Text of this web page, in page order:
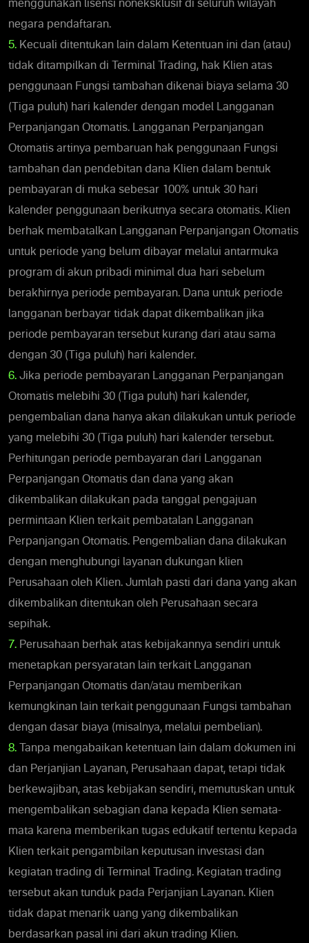
menggunakan lisensi noneksklusif di seluruh wilayah
negara pendaftaran.
5. Kecuali ditentukan lain dalam Ketentuan ini dan (atau)
tidak ditampilkan di Terminal Trading, hak Klien atas
penggunaan Fungsi tambahan dikenai biaya selama 30
(Tiga puluh) hari kalender dengan model Langganan
Perpanjangan Otomatis. Langganan Perpanjangan
Otomatis artinya pembaruan hak penggunaan Fungsi
tambahan dan pendebitan dana Klien dalam bentuk
pembayaran di muka sebesar 100% untuk 30 hari
kalender penggunaan berikutnya secara otomatis. Klien
berhak membatalkan Langganan Perpanjangan Otomatis
untuk periode yang belum dibayar melalui antarmuka
program di akun pribadi minimal dua hari sebelum
berakhirnya periode pembayaran. Dana untuk periode
langganan berbayar tidak dapat dikembalikan jika
periode pembayaran tersebut kurang dari atau sama
dengan 30 (Tiga puluh) hari kalender.
6. Jika periode pembayaran Langganan Perpanjangan
Otomatis melebihi 30 (Tiga puluh) hari kalender,
pengembalian dana hanya akan dilakukan untuk periode
yang melebihi 30 (Tiga puluh) hari kalender tersebut.
Perhitungan periode pembayaran dari Langganan
Perpanjangan Otomatis dan dana yang akan
dikembalikan dilakukan pada tanggal pengajuan
permintaan Klien terkait pembatalan Langganan
Perpanjangan Otomatis. Pengembalian dana dilakukan
dengan menghubungi layanan dukungan klien
Perusahaan oleh Klien. Jumlah pasti dari dana yang akan
dikembalikan ditentukan oleh Perusahaan secara
sepihak.
7. Perusahaan berhak atas kebijakannya sendiri untuk
menetapkan persyaratan lain terkait Langganan
Perpanjangan Otomatis dan/atau memberikan
kemungkinan lain terkait penggunaan Fungsi tambahan
dengan dasar biaya (misalnya, melalui pembelian).
8. Tanpa mengabaikan ketentuan lain dalam dokumen ini
dan Perjanjian Layanan, Perusahaan dapat, tetapi tidak
berkewajiban, atas kebijakan sendiri, memutuskan untuk
mengembalikan sebagian dana kepada Klien semata-
mata karena memberikan tugas edukatif tertentu kepada
Klien terkait pengambilan keputusan investasi dan
kegiatan trading di Terminal Trading. Kegiatan trading
tersebut akan tunduk pada Perjanjian Layanan. Klien
tidak dapat menarik uang yang dikembalikan
berdasarkan pasal ini dari akun trading Klien.